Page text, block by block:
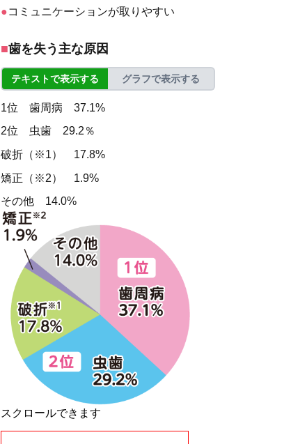
●コミュニケーションが取りやすい
■歯を失う主な原因
テキストで表示する グラフで表示する
1位 歯周病 37.1%
2位 虫歯 29.2％
破折（※1） 17.8%
矯正（※2） 1.9%
その他 14.0%
スクロールできます